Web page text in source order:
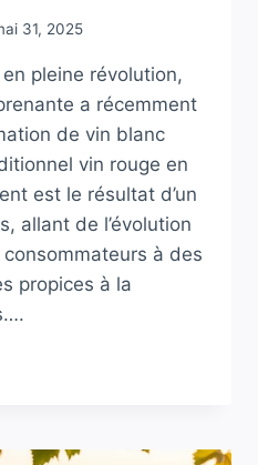
31, 2025
pleine révolution,
a récemment
de vin blanc
vin rouge en
est le résultat d’un
allant de l’évolution
à des
propices à la